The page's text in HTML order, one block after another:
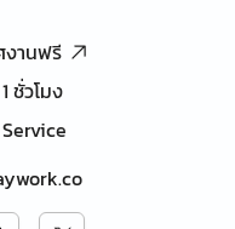
งานฟรี
ชั่วโมง